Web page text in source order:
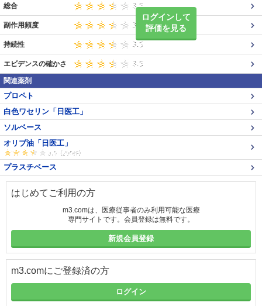
ログインして
評価を見る
総合
副作用頻度
持続性
エビデンスの確かさ
関連薬剤
プロペト
白色ワセリン「日医工」
ソルベース
オリブ油「日医工」
プラスチベース
はじめてご利用の方
m3.comは、医療従事者のみ利用可能な医療
専門サイトです。会員登録は無料です。
新規会員登録
m3.comにご登録済の方
ログイン